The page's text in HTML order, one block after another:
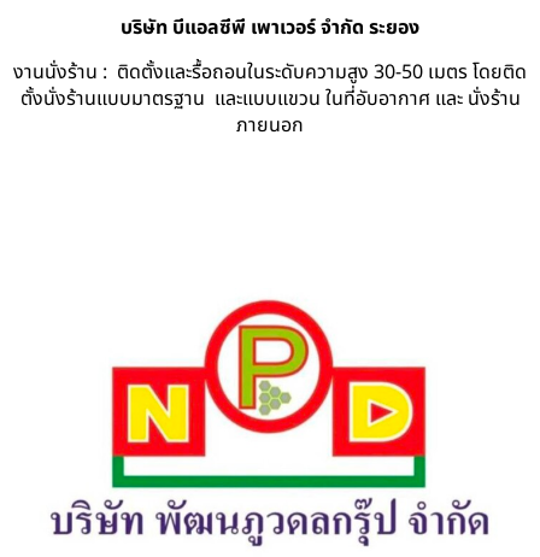
บริษัท บีแอลซีพี เพาเวอร์ จำกัด ระยอง
งานนั่งร้าน : ติดตั้งและรื้อถอนในระดับความสูง 30-50 เมตร โดยติด
ตั้งนั่งร้านแบบมาตรฐาน และแบบแขวน ในที่อับอากาศ และ นั่งร้าน
ภายนอก